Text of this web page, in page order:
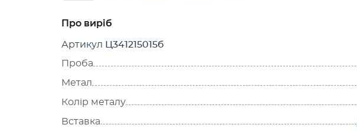
Про виріб
Артикул
Ц341215015б
Проба
Метал
Колір металу
Вставка